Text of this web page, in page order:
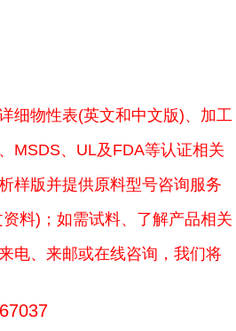
细物性表(英文和中文版)、加工
MSDS、UL及FDA等认证相关
样版并提供原料型号咨询服务
料)；如需试料、了解产品相关
电、来邮或在线咨询，我们将